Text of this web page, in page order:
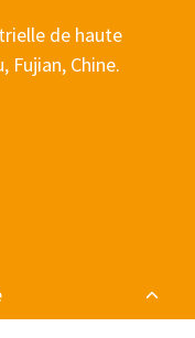
de haute
Fujian, Chine.
droits réservés.